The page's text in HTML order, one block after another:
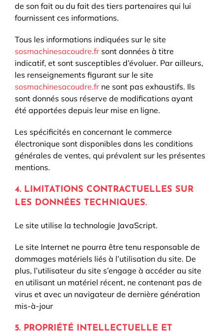
de son fait ou du fait des tiers partenaires qui lui
fournissent ces informations.
Tous les informations indiquées sur le site
sosmachinesacoudre.fr sont données à titre
indicatif, et sont susceptibles d’évoluer. Par ailleurs,
les renseignements figurant sur le site
sosmachinesacoudre.fr ne sont pas exhaustifs. Ils
sont donnés sous réserve de modifications ayant
été apportées depuis leur mise en ligne.
Les spécificités en concernant le commerce
électronique sont disponibles dans les conditions
générales de ventes, qui prévalent sur les présentes
mentions.
4. LIMITATIONS CONTRACTUELLES SUR
LES DONNÉES TECHNIQUES.
Le site utilise la technologie JavaScript.
Le site Internet ne pourra être tenu responsable de
dommages matériels liés à l’utilisation du site. De
plus, l’utilisateur du site s’engage à accéder au site
en utilisant un matériel récent, ne contenant pas de
virus et avec un navigateur de dernière génération
mis-à-jour
5. PROPRIÉTÉ INTELLECTUELLE ET